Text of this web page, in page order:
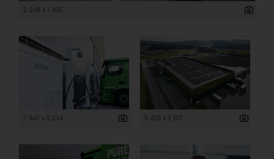
2 048 x 1 366
7 847 x 5 234 5 426 x 3 617